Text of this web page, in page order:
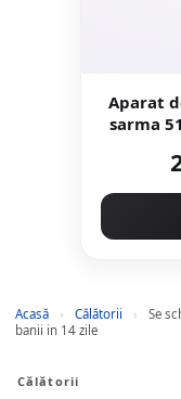
Aparat
sarma
2M*,
MASH
Acasă › Călătorii ›
Se
banii in 14 zile
Călătorii